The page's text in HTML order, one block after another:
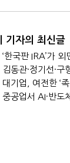
기자의 최신글
‘한국판 IRA’가
김동관·정기선·
대기업, 여전한 ‘
중공업서 AI·반도